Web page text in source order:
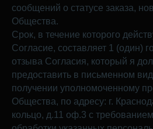
сообщений о статусе заказа,
Общества.
Срок, в течение которого
Согласие, составляет 1 (один)
отзыва Согласия, который я
предоставить в письменном
получении уполномоченному
Общества, по адресу: г.
кольцо, д.11 оф.3 с